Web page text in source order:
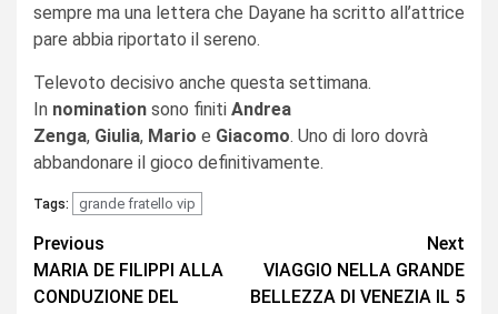
sempre ma una lettera che Dayane ha scritto all’attrice
pare abbia riportato il sereno.
Televoto decisivo anche questa settimana.
In nomination sono finiti Andrea
Zenga, Giulia, Mario e Giacomo. Uno di loro dovrà
abbandonare il gioco definitivamente.
Tags: grande fratello vip
Continue
Reading
Previous
MARIA DE FILIPPI ALLA
CONDUZIONE DEL
Next
VIAGGIO NELLA GRANDE
BELLEZZA DI VENEZIA IL 5